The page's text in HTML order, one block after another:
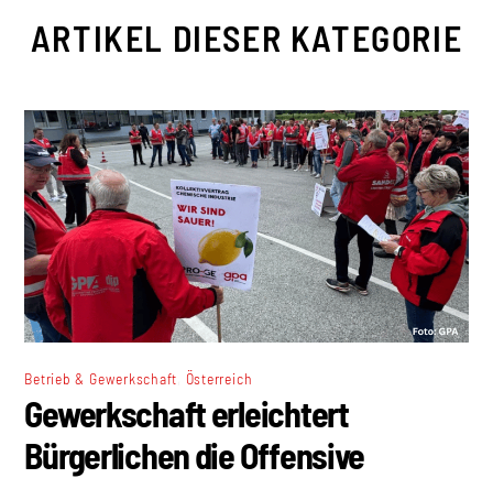
ARTIKEL DIESER KATEGORIE
Betrieb & Gewerkschaft Österreich
Gewerkschaft erleichtert
Bürgerlichen die Offensive